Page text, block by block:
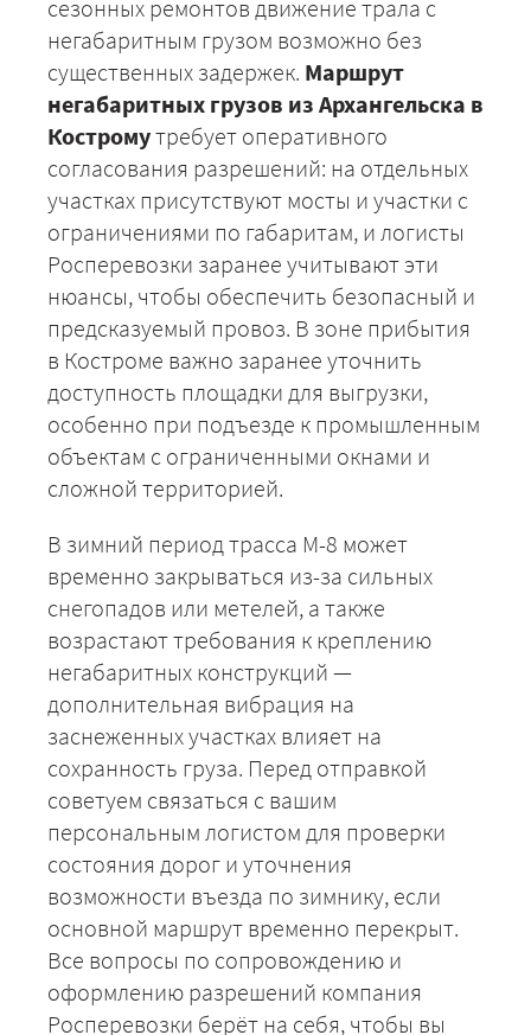
сезонных ремонтов движение трала с
негабаритным грузом возможно без
существенных задержек. Маршрут
негабаритных грузов из Архангельска в
Костромутребует оперативного
согласования разрешений: на отдельных
участках присутствуют мосты и участки с
ограничениями по габаритам, и логисты
Росперевозки заранее учитывают эти
нюансы, чтобы обеспечить безопасный и
предсказуемый провоз. В зоне прибытия
в Костроме важно заранее уточнить
доступность площадки для выгрузки,
особенно при подъезде к промышленным
объектам с ограниченными окнами и
сложной территорией.
В зимний период трасса М-8 может
временно закрываться из-за сильных
снегопадов или метелей, а также
возрастают требования к креплению
негабаритных конструкций —
дополнительная вибрация на
заснеженных участках влияет на
сохранность груза. Перед отправкой
советуем связаться с вашим
персональным логистом для проверки
состояния дорог и уточнения
возможности въезда по зимнику, если
основной маршрут временно перекрыт.
Все вопросы по сопровождению и
оформлению разрешений компания
Росперевозки берёт на себя, чтобы вы
+7 (499) 520-05-23
ЗАКАЗАТЬ